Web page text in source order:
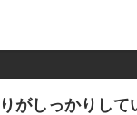
がしっかりして